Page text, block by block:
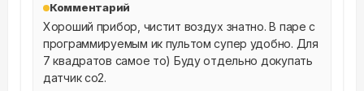
Комментарий
Хороший прибор, чистит воздух знатно. В паре с
программируемым ик пультом супер удобно. Для
7 квадратов самое то) Буду отдельно докупать
датчик со2.